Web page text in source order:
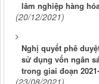
lâm nghiệp hàng
(20/12/2021)
Nghị quyết phê
sử dụng vốn ngân
trong giai đoạn
(23/08/2021)